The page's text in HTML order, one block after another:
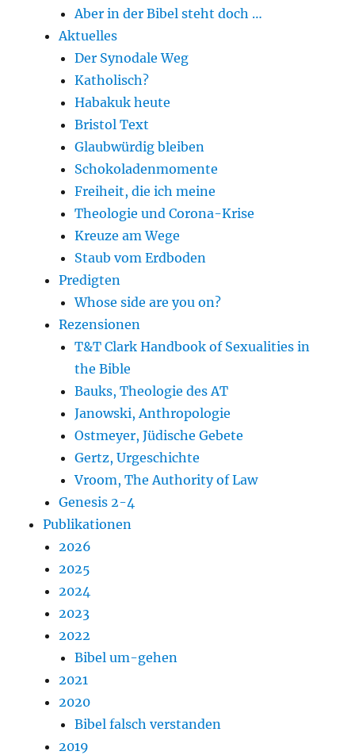
Aber in der Bibel steht doch …
Aktuelles
Der Synodale Weg
Katholisch?
Habakuk heute
Bristol Text
Glaubwürdig bleiben
Schokoladenmomente
Freiheit, die ich meine
Theologie und Corona-Krise
Kreuze am Wege
Staub vom Erdboden
Predigten
Whose side are you on?
Rezensionen
T&T Clark Handbook of Sexualities in
the Bible
Bauks, Theologie des AT
Janowski, Anthropologie
Ostmeyer, Jüdische Gebete
Gertz, Urgeschichte
Vroom, The Authority of Law
Genesis 2-4
Publikationen
2026
2025
2024
2023
2022
Bibel um-gehen
2021
2020
Bibel falsch verstanden
2019